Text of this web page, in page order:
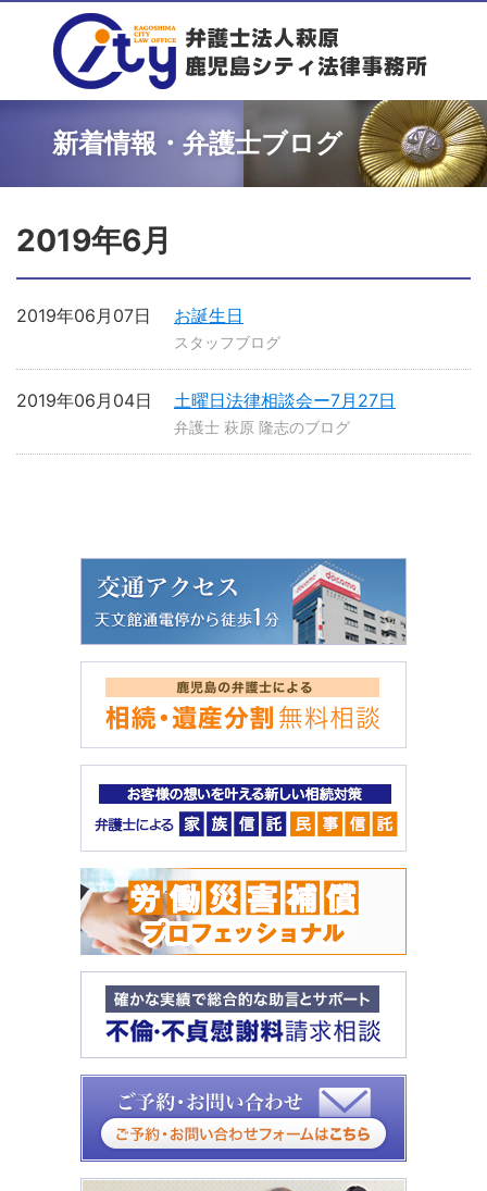
新着情報・弁護士ブログ
2019年6月
お誕生日
2019年06月07日
スタッフブログ
土曜日法律相談会ー7月27日
2019年06月04日
弁護士 萩原 隆志のブログ